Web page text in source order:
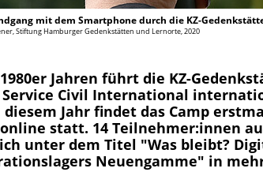
mit dem Smartphone durch die KZ-
Stiftung Hamburger Gedenkstätten und Lernorte, 2020
Jahren führt die KZ-
Civil International
diesem Jahr findet das Camp
statt. 14 Teilnehmer:innen
unter dem Titel "Was bleibt?
Neuengamme" in